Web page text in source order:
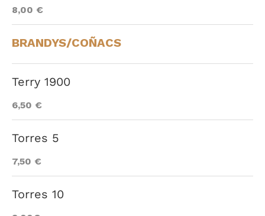
8,00 €
BRANDYS/COÑACS
Terry 1900
6,50 €
Torres 5
7,50 €
Torres 10